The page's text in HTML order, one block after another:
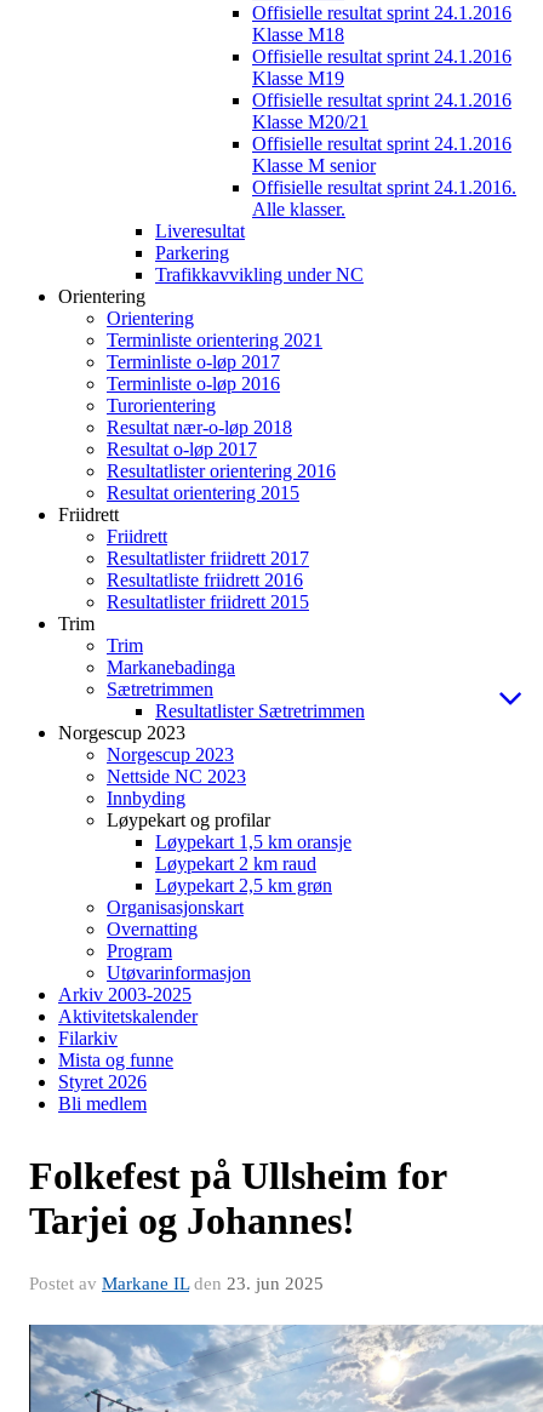
Offisielle resultat sprint 24.1.2016
Klasse M18
Offisielle resultat sprint 24.1.2016
Klasse M19
Offisielle resultat sprint 24.1.2016
Klasse M20/21
Offisielle resultat sprint 24.1.2016
Klasse M senior
Offisielle resultat sprint 24.1.2016.
Alle klasser.
Liveresultat
Parkering
Trafikkavvikling under NC
Orientering
Orientering
Terminliste orientering 2021
Terminliste o-løp 2017
Terminliste o-løp 2016
Turorientering
Resultat nær-o-løp 2018
Resultat o-løp 2017
Resultatlister orientering 2016
Resultat orientering 2015
Friidrett
Friidrett
Resultatlister friidrett 2017
Resultatliste friidrett 2016
Resultatlister friidrett 2015
Trim
Trim
Markanebadinga
Sætretrimmen
Resultatlister Sætretrimmen
Norgescup 2023
Norgescup 2023
Nettside NC 2023
Innbyding
Løypekart og profilar
Løypekart 1,5 km oransje
Løypekart 2 km raud
Løypekart 2,5 km grøn
Organisasjonskart
Overnatting
Program
Utøvarinformasjon
Arkiv 2003-2025
Aktivitetskalender
Filarkiv
Mista og funne
Styret 2026
Bli medlem
Folkefest på Ullsheim for
Tarjei og Johannes!
Postet av Markane ILden 23. jun 2025